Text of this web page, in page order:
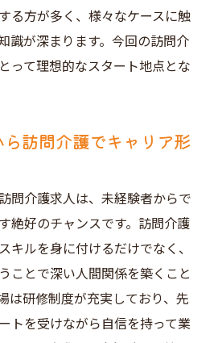
介護業界に飛び込むための
問介護求人探し神戸市北区
しを始める前の準備
問介護求人市場の現状
べき訪問介護求人の条件
しに役立つ情報源
訪問介護求人応募のポイン
る方が多く、様々なケースに触
識が深まります。今回の訪問介
って理想的なスタート地点とな
訪問介護でキャリア形
問介護求人は、未経験者からで
絶好のチャンスです。訪問介護
キルを身に付けるだけでなく、
ことで深い人間関係を築くこと
は研修制度が充実しており、先
トを受けながら自信を持って業